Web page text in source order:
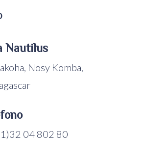
Nautilus
Nosy Komba,
04 802 80